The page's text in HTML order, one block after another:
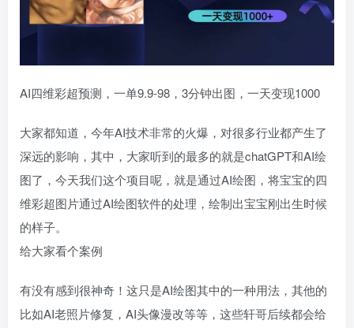
AI四维彩超预测，一单9.9-98，3分钟出图，一天变现1000
大家都知道，今年AI技术非常的火爆，对很多行业都产生了
深远的影响，其中，大家听到的最多的就是chatGPT和AI绘
图了，今天我们这个项目呢，就是通过AI绘图，将宝宝的四
维彩超图片通过AI绘图软件的处理，绘制出宝宝刚出生时候
的样子。
给大家看个案例
有没有感到很神奇！这只是AI绘图其中的一种用法，其他的
比如AI老照片修复，AI头像漫改等等，这些轩哥后续都会给